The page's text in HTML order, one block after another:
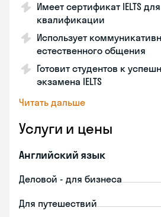
Имеет сертификат IELTS
квалификации
Использует
естественного общения
Готовит студентов к
экзамена IELTS
Читать дальше
Услуги и цены
Английский язык
Деловой - для бизнеса
Для путешествий